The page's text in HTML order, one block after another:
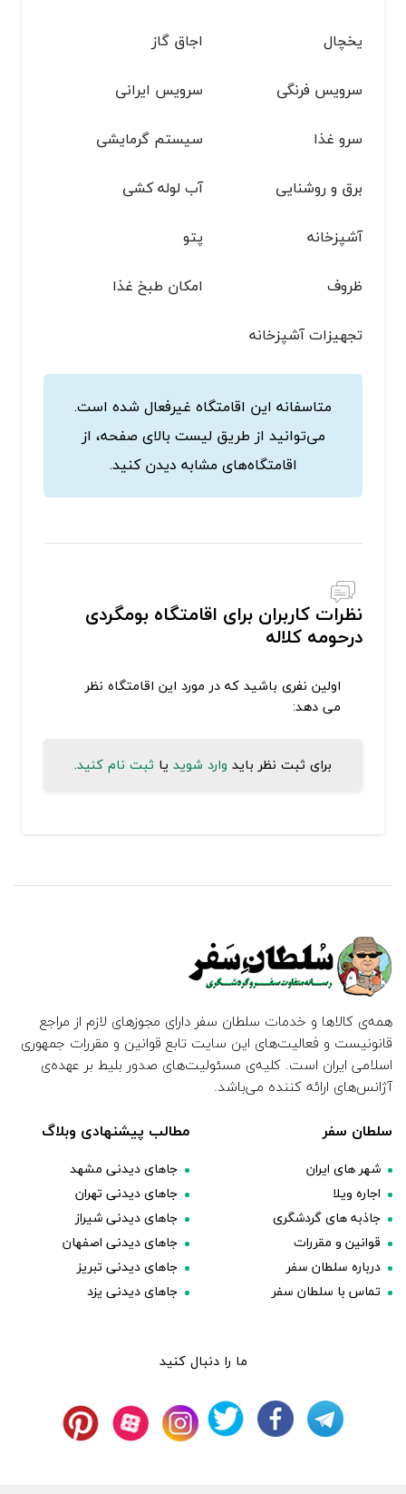
یخچال
اجاق گاز
سرویس فرنگی
سرویس ایرانی
سرو غذا
سیستم گرمایشی
برق و روشنایی
آب لوله کشی
آشپزخانه
پتو
ظروف
امکان طبخ غذا
تجهیزات آشپزخانه
متاسفانه این اقامتگاه غیرفعال شده است.
می‌توانید از طریق لیست بالای صفحه، از
اقامتگاه‌های مشابه دیدن کنید.
نظرات کاربران برای اقامتگاه بومگردی
درحومه کلاله
اولین نفری باشید که در مورد این اقامتگاه نظر
می دهد:
برای ثبت نظر باید وارد شوید یا ثبت نام کنید.
همه‌ی کالاها و خدمات سلطان سفر دارای مجوزهای لازم از مراجع
قانونیست و فعالیت‌های این سایت تابع قوانین و مقررات جمهوری
اسلامی ایران است. کلیه‌ی مسئولیت‌های صدور بلیط بر عهده‌ی
آژانس‌های ارائه کننده می‌باشد.
سلطان سفر
شهر های ایران
اجاره ویلا
جاذبه های گردشگری
قوانین و مقررات
درباره سلطان سفر
تماس با سلطان سفر
مطالب پیشنهادی وبلاگ
جاهای دیدنی مشهد
جاهای دیدنی تهران
جاهای دیدنی شیراز
جاهای دیدنی اصفهان
جاهای دیدنی تبریز
جاهای دیدنی یزد
ما را دنبال کنید